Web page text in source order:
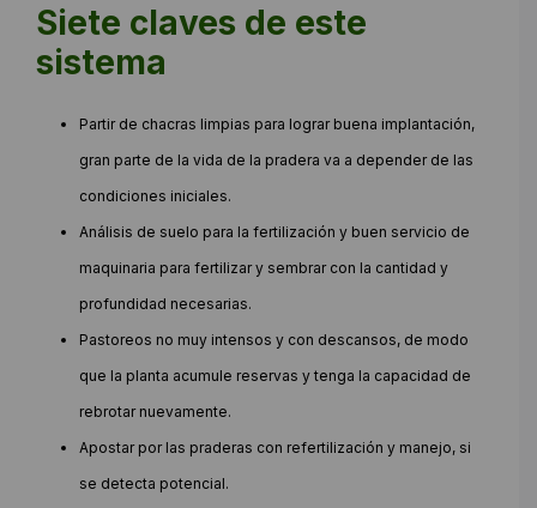
Siete claves de este
sistema
Partir de chacras limpias para lograr buena implantación,
gran parte de la vida de la pradera va a depender de las
condiciones iniciales.
Análisis de suelo para la fertilización y buen servicio de
maquinaria para fertilizar y sembrar con la cantidad y
profundidad necesarias.
Pastoreos no muy intensos y con descansos, de modo
que la planta acumule reservas y tenga la capacidad de
rebrotar nuevamente.
Apostar por las praderas con refertilización y manejo, si
se detecta potencial.